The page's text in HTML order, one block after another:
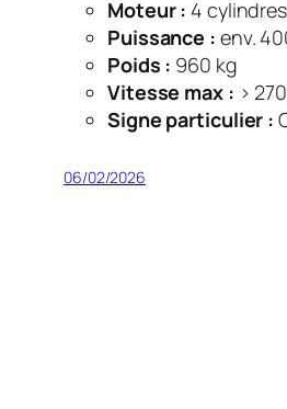
Moteur : 4
Puissance : env.
Poids : 960 kg
Vitesse max : >
Signe particulier :
06/02/2026